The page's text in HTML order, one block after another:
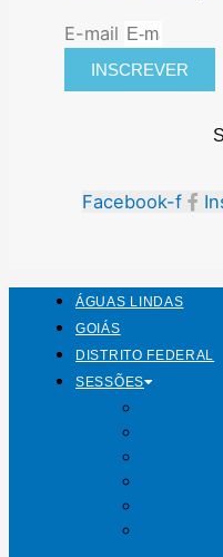
E-mail
INSCREVER
Facebook-f
ÁGUAS LINDAS
GOIÁS
DISTRITO FEDERAL
SESSÕES